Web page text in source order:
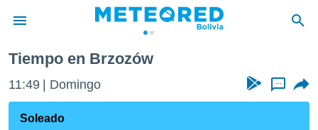
de
ha
Tiempo en Brzozów
11:49 Domingo ...
Soleado